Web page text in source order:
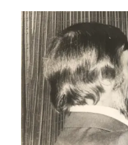
View
Larger
Image